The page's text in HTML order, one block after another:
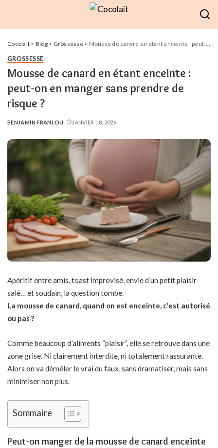
Cocolait > Blog> Grossesse> Mousse de canard en étant enceinte : peut-on en manger sans prendre de risque ?
GROSSESSE
Mousse de canard en étant enceinte :
peut-on en manger sans prendre de
risque ?
POSTED
BENJAMIN FRANLOU JANVIER 18, 2026
Apéritif entre amis, toast improvisé, envie d’un petit plaisir
salé… et soudain, la question tombe.
La mousse de canard, quand on est enceinte, c’est autorisé
ou pas ?
Comme beaucoup d’aliments “plaisir”, elle se retrouve dans une
zone grise. Ni clairement interdite, ni totalement rassurante.
Alors on va démêler le vrai du faux, sans dramatiser, mais sans
minimiser non plus.
Sommaire
Peut-on manger de la mousse de canard enceinte